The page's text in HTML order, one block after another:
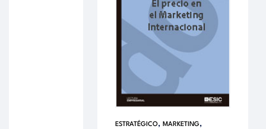
ESTRATÉGICO, MARKETING,